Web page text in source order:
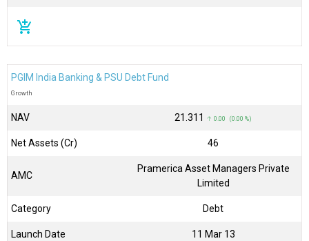
add_shopping_cart
PGIM India Banking & PSU Debt Fund
Growth
NAV ₹21.311 ↑ 0.00 (0.00 %)
Net Assets (Cr) ₹46
AMC
Pramerica Asset Managers Private
Limited
Category Debt
Launch Date 11 Mar 13